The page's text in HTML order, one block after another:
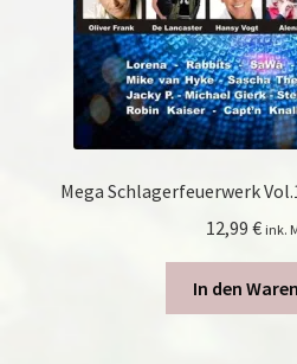
Mega Schlagerfeuerwerk
12,99 € ink.
In den